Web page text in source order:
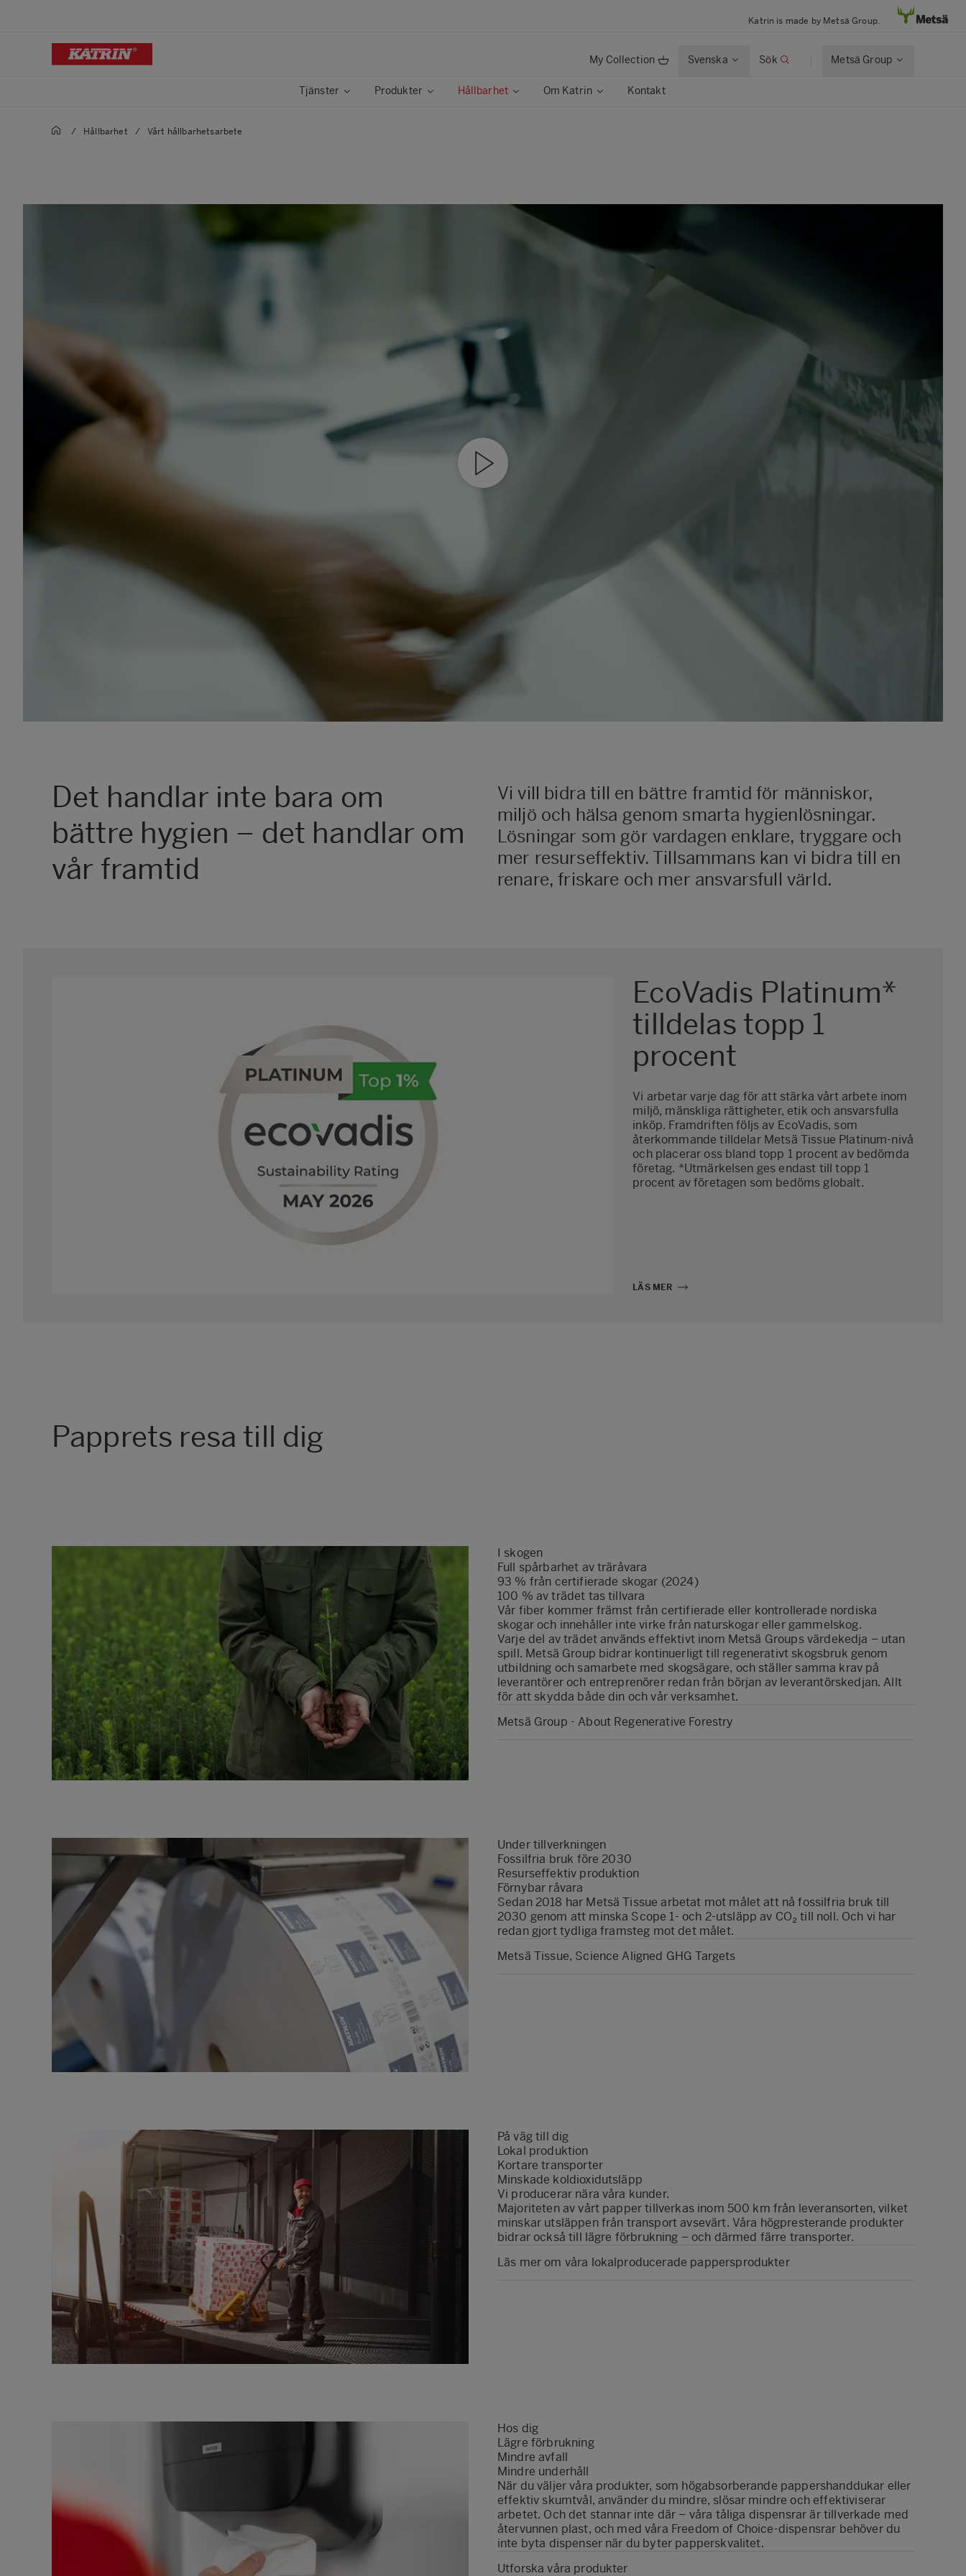
Katrin is made by Metsä Group.
My Collection Svenska Sök Metsä Group
Tjänster Produkter Hållbarhet Om Katrin Kontakt
/ Hållbarhet / Vårt hållbarhetsarbete
Det handlar inte bara om
bättre hygien – det handlar om
vår framtid
Vi vill bidra till en bättre framtid för människor,
miljö och hälsa genom smarta hygienlösningar.
Lösningar som gör vardagen enklare, tryggare och
mer resurseffektiv. Tillsammans kan vi bidra till en
renare, friskare och mer ansvarsfull värld.
EcoVadis Platinum*
tilldelas topp 1
procent
Vi arbetar varje dag för att stärka vårt arbete inom
miljö, mänskliga rättigheter, etik och ansvarsfulla
inköp. Framdriften följs av EcoVadis, som
återkommande tilldelar Metsä Tissue Platinum-nivå
och placerar oss bland topp 1 procent av bedömda
företag. *Utmärkelsen ges endast till topp 1
procent av företagen som bedöms globalt.
LÄS MER
Papprets resa till dig
I skogen
Full spårbarhet av träråvara
93 % från certifierade skogar (2024)
100 % av trädet tas tillvara
Vår fiber kommer främst från certifierade eller kontrollerade nordiska
skogar och innehåller inte virke från naturskogar eller gammelskog.
Varje del av trädet används effektivt inom Metsä Groups värdekedja – utan
spill. Metsä Group bidrar kontinuerligt till regenerativt skogsbruk genom
utbildning och samarbete med skogsägare, och ställer samma krav på
leverantörer och entreprenörer redan från början av leverantörskedjan. Allt
för att skydda både din och vår verksamhet.
Metsä Group - About Regenerative Forestry
Under tillverkningen
Fossilfria bruk före 2030
Resurseffektiv produktion
Förnybar råvara
Sedan 2018 har Metsä Tissue arbetat mot målet att nå fossilfria bruk till
2030 genom att minska Scope 1- och 2-utsläpp av CO₂ till noll. Och vi har
redan gjort tydliga framsteg mot det målet.
Metsä Tissue, Science Aligned GHG Targets
På väg till dig
Lokal produktion
Kortare transporter
Minskade koldioxidutsläpp
Vi producerar nära våra kunder.
Majoriteten av vårt papper tillverkas inom 500 km från leveransorten, vilket
minskar utsläppen från transport avsevärt. Våra högpresterande produkter
bidrar också till lägre förbrukning – och därmed färre transporter.
Läs mer om våra lokalproducerade pappersprodukter
Hos dig
Lägre förbrukning
Mindre avfall
Mindre underhåll
När du väljer våra produkter, som högabsorberande pappershanddukar eller
effektiv skumtvål, använder du mindre, slösar mindre och effektiviserar
arbetet. Och det stannar inte där – våra tåliga dispensrar är tillverkade med
återvunnen plast, och med våra Freedom of Choice-dispensrar behöver du
inte byta dispenser när du byter papperskvalitet.
Utforska våra produkter